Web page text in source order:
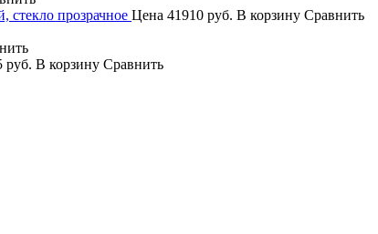
прозрачное Цена 41910 руб. В корзину Сравнить
руб. В корзину Сравнить